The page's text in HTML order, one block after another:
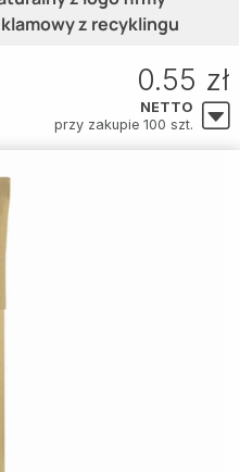
z recyklingu
0.55 zł
NETTO
przy zakupie 100 szt.